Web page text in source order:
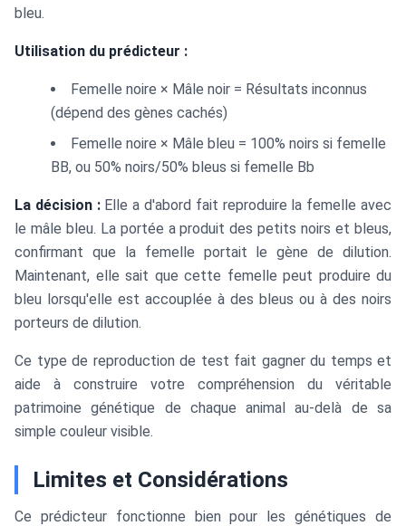
bleu.
Utilisation du prédicteur :
Femelle noire × Mâle noir = Résultats inconnus
(dépend des gènes cachés)
Femelle noire × Mâle bleu = 100% noirs si femelle
BB, ou 50% noirs/50% bleus si femelle Bb
La décision :Elle a d'abord fait reproduire la femelle avec
le mâle bleu. La portée a produit des petits noirs et bleus,
confirmant que la femelle portait le gène de dilution.
Maintenant, elle sait que cette femelle peut produire du
bleu lorsqu'elle est accouplée à des bleus ou à des noirs
porteurs de dilution.
Ce type de reproduction de test fait gagner du temps et
aide à construire votre compréhension du véritable
patrimoine génétique de chaque animal au-delà de sa
simple couleur visible.
Limites et Considérations
Ce prédicteur fonctionne bien pour les génétiques de